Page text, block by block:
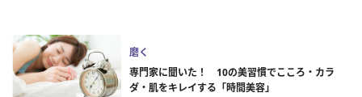
磨く
専門家に聞いた！ 10の美習慣でこころ・カラ
ダ・肌をキレイする「時間美容」